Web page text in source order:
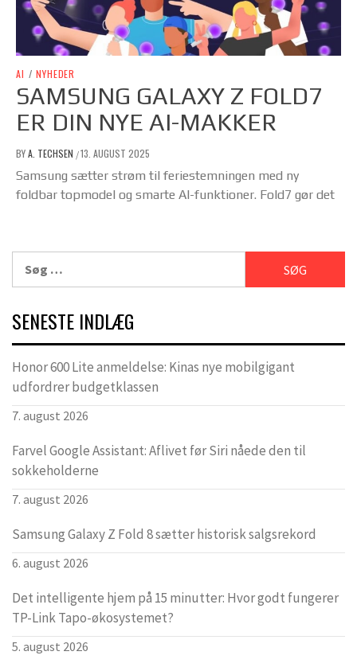
AI / NYHEDER
SAMSUNG GALAXY Z FOLD7
ER DIN NYE AI-MAKKER
BYA. TECHSEN /13. AUGUST 2025
Samsung sætter strøm til feriestemningen med ny
foldbar topmodel og smarte AI-funktioner. Fold7 gør det
efter:
SENESTE INDLÆG
Honor 600 Lite anmeldelse: Kinas nye mobilgigant
udfordrer budgetklassen
7. august 2026
Farvel Google Assistant: Aflivet før Siri nåede den til
sokkeholderne
7. august 2026
Samsung Galaxy Z Fold 8 sætter historisk salgsrekord
6. august 2026
Det intelligente hjem på 15 minutter: Hvor godt fungerer
TP-Link Tapo-økosystemet?
5. august 2026